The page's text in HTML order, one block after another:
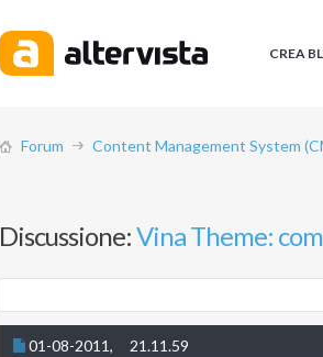
CREA
Forum Content Management System
Discussione:Vina Theme:
01-08-2011, 21.11.59